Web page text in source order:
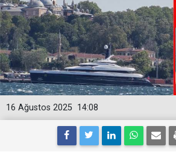
14:08
16 Ağustos 2025